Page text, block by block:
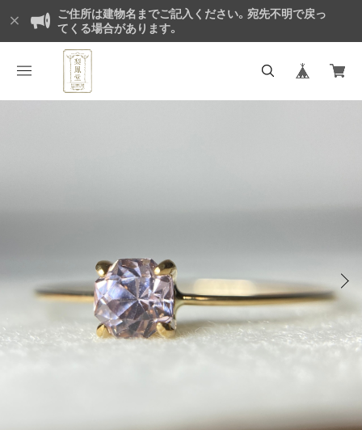
ご住所は建物名までご記入ください。宛先不明で戻っ
てくる場合があります。